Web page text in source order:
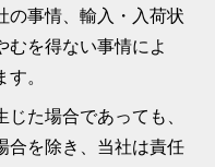
の事情、輸入・入荷状
むを得ない事情によ
。
た場合であっても、
合を除き、当社は責任